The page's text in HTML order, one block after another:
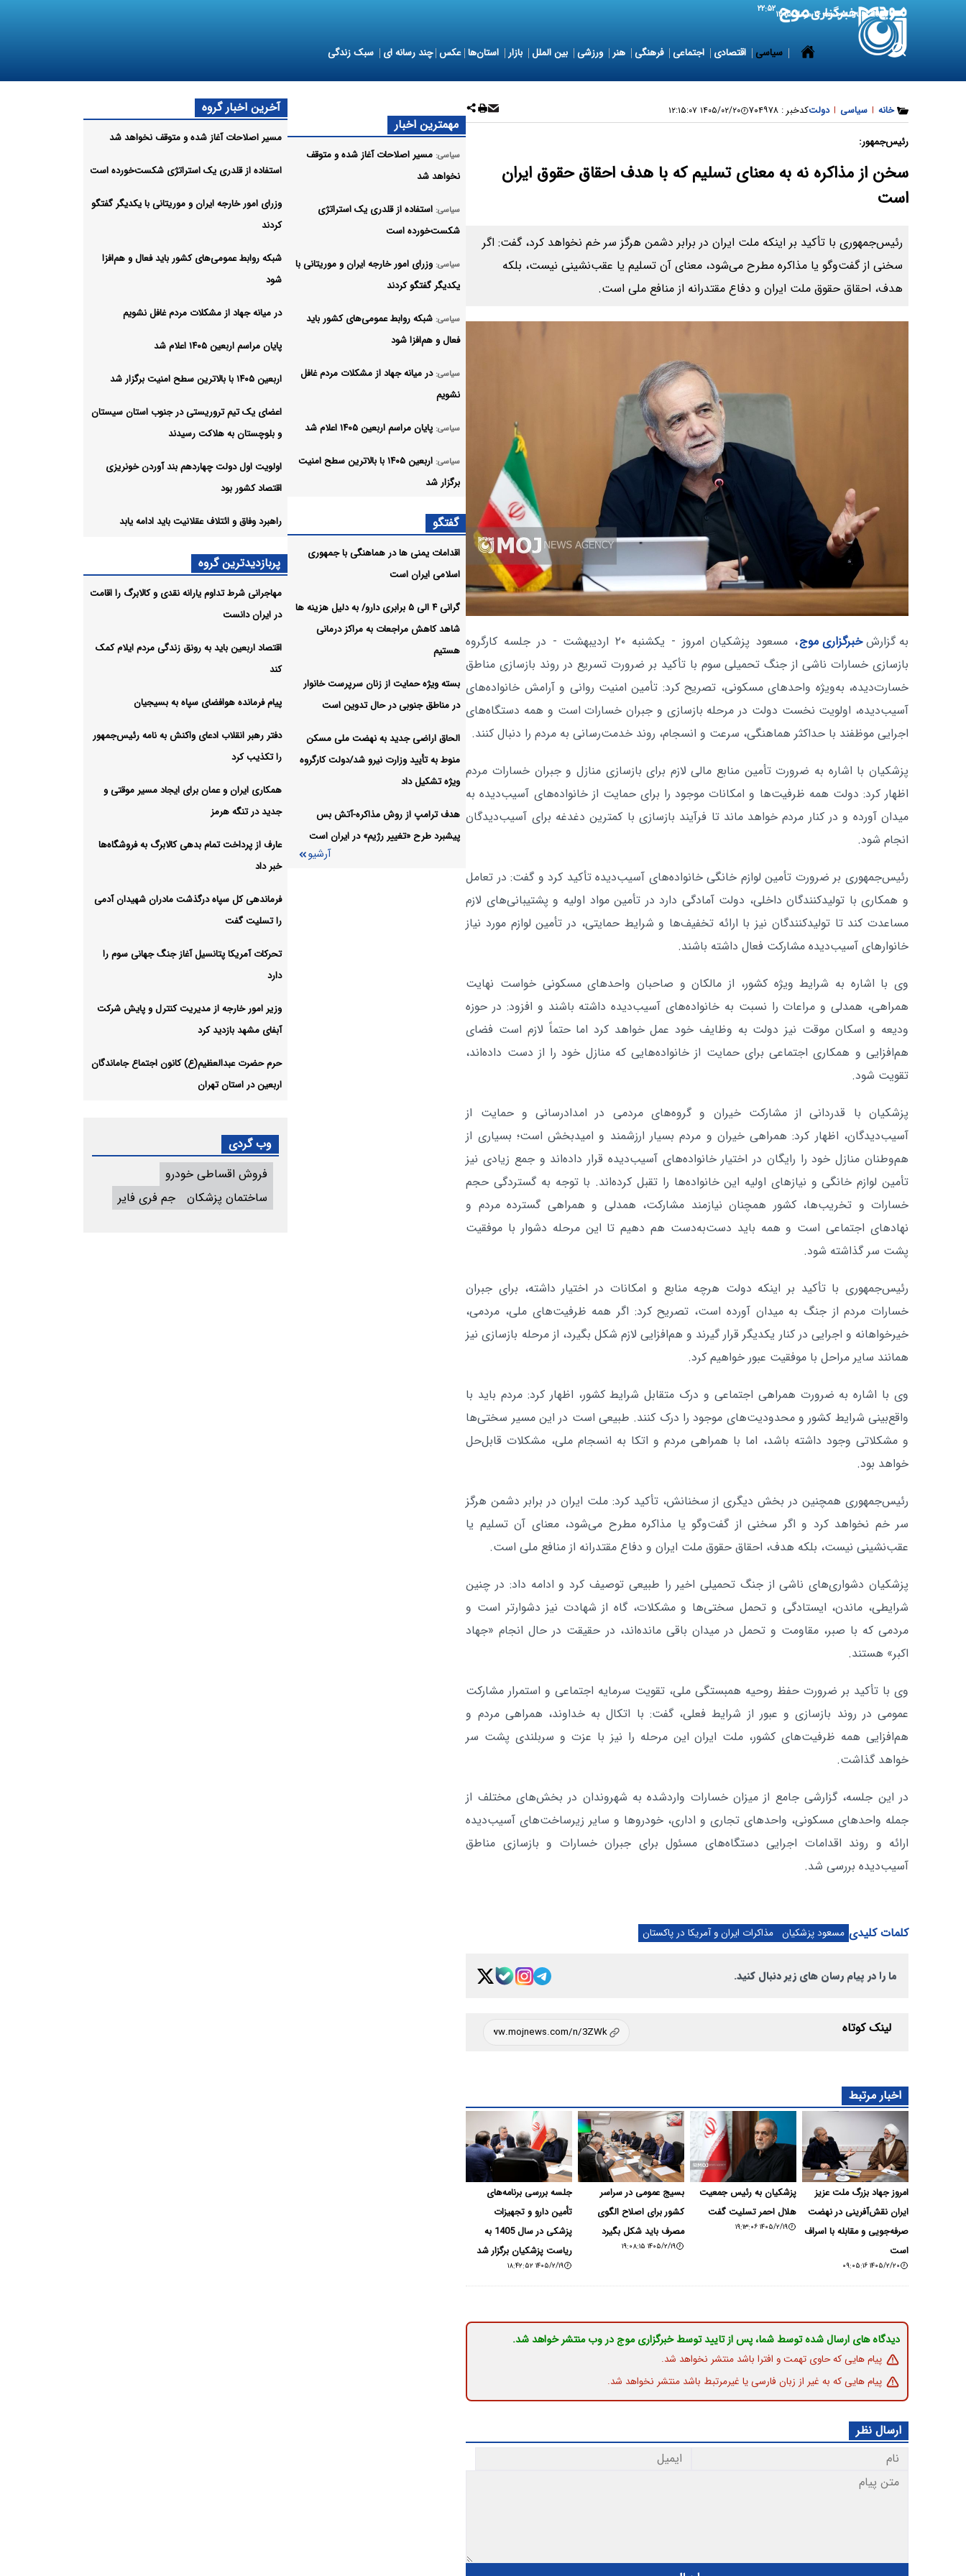
7 August 2026 جمعه ۱۶ مرداد ۱۴۰۵ ۲۲:۵۲
سیاسی اقتصادی اجتماعی فرهنگی هنر ورزشی بین الملل بازار استان‌ها عکس چند رسانه ای سبک زندگی
خانه | سیاسی | دولتکدخبر : ۷۰۴۹۷۸ ۱۴۰۵/۰۲/۲۰ ۱۲:۱۵:۰۷
رئیس‌جمهور:
سخن از مذاکره نه به معنای تسلیم که با هدف احقاق حقوق ایران
است
رئیس‌جمهوری با تأکید بر اینکه ملت ایران در برابر دشمن هرگز سر خم نخواهد کرد، گفت: اگر
سخنی از گفت‌وگو یا مذاکره مطرح می‌شود، معنای آن تسلیم یا عقب‌نشینی نیست، بلکه
هدف، احقاق حقوق ملت ایران و دفاع مقتدرانه از منافع ملی است.
به گزارشخبرگزاری موج
، مسعود پزشکیان امروز - یکشنبه ۲۰ اردیبهشت‌ - در جلسه کارگروه
بازسازی خسارات ناشی از جنگ تحمیلی سوم با تأکید بر ضرورت تسریع در روند بازسازی مناطق
خسارت‌دیده، به‌ویژه واحدهای مسکونی، تصریح کرد: تأمین امنیت روانی و آرامش خانواده‌های
آسیب‌دیده، اولویت نخست دولت در مرحله بازسازی و جبران خسارات است و همه دستگاه‌های
اجرایی موظفند با حداکثر هماهنگی، سرعت و انسجام، روند خدمت‌رسانی به مردم را دنبال کنند.
پزشکیان با اشاره به ضرورت تأمین منابع مالی لازم برای بازسازی منازل و جبران خسارات مردم
اظهار کرد: دولت همه ظرفیت‌ها و امکانات موجود را برای حمایت از خانواده‌های آسیب‌دیده به
میدان آورده و در کنار مردم خواهد ماند تا فرآیند بازسازی با کمترین دغدغه برای آسیب‌دیدگان
انجام شود.
رئیس‌جمهوری بر ضرورت تأمین لوازم خانگی خانواده‌های آسیب‌دیده تأکید کرد و گفت: در تعامل
و همکاری با تولیدکنندگان داخلی، دولت آمادگی دارد در تأمین مواد اولیه و پشتیبانی‌های لازم
مساعدت کند تا تولیدکنندگان نیز با ارائه تخفیف‌ها و شرایط حمایتی، در تأمین لوازم مورد نیاز
خانوارهای آسیب‌دیده مشارکت فعال داشته باشند.
وی با اشاره به شرایط ویژه کشور، از مالکان و صاحبان واحدهای مسکونی خواست نهایت
همراهی، همدلی و مراعات را نسبت به خانواده‌های آسیب‌دیده داشته باشند و افزود: در حوزه
ودیعه و اسکان موقت نیز دولت به وظایف خود عمل خواهد کرد اما حتماً لازم است فضای
هم‌افزایی و همکاری اجتماعی برای حمایت از خانواده‌هایی که منازل خود را از دست داده‌اند،
تقویت شود.
پزشکیان با قدردانی از مشارکت خیران و گروه‌های مردمی در امدادرسانی و حمایت از
آسیب‌دیدگان، اظهار کرد: همراهی خیران و مردم بسیار ارزشمند و امیدبخش است؛ بسیاری از
هم‌وطنان منازل خود را رایگان در اختیار خانواده‌های آسیب‌دیده قرار داده‌اند و جمع زیادی نیز
تأمین لوازم خانگی و نیازهای اولیه این خانواده‌ها را تقبل کرده‌اند. با توجه به گستردگی حجم
خسارات و تخریب‌ها، کشور همچنان نیازمند مشارکت، همدلی و همراهی گسترده مردم و
نهادهای اجتماعی است و همه باید دست‌به‌دست هم دهیم تا این مرحله دشوار با موفقیت
پشت سر گذاشته شود.
رئیس‌جمهوری با تأکید بر اینکه دولت هرچه منابع و امکانات در اختیار داشته، برای جبران
خسارات مردم از جنگ به میدان آورده است، تصریح کرد: اگر همه ظرفیت‌های ملی، مردمی،
خیرخواهانه و اجرایی در کنار یکدیگر قرار گیرند و هم‌افزایی لازم شکل بگیرد، از مرحله بازسازی نیز
همانند سایر مراحل با موفقیت عبور خواهیم کرد.
وی با اشاره به ضرورت همراهی اجتماعی و درک متقابل شرایط کشور، اظهار کرد: مردم باید با
واقع‌بینی شرایط کشور و محدودیت‌های موجود را درک کنند. طبیعی است در این مسیر سختی‌ها
و مشکلاتی وجود داشته باشد، اما با همراهی مردم و اتکا به انسجام ملی، مشکلات قابل‌حل
خواهد بود.
رئیس‌جمهوری همچنین در بخش دیگری از سخنانش، تأکید کرد: ملت ایران در برابر دشمن هرگز
سر خم نخواهد کرد و اگر سخنی از گفت‌وگو یا مذاکره مطرح می‌شود، معنای آن تسلیم یا
عقب‌نشینی نیست، بلکه هدف، احقاق حقوق ملت ایران و دفاع مقتدرانه از منافع ملی است.
پزشکیان دشواری‌های ناشی از جنگ تحمیلی اخیر را طبیعی توصیف کرد و ادامه داد: در چنین
شرایطی، ماندن، ایستادگی و تحمل سختی‌ها و مشکلات، گاه از شهادت نیز دشوارتر است و
مردمی که با صبر، مقاومت و تحمل در میدان باقی مانده‌اند، در حقیقت در حال انجام «جهاد
اکبر» هستند.
وی با تأکید بر ضرورت حفظ روحیه همبستگی ملی، تقویت سرمایه اجتماعی و استمرار مشارکت
عمومی در روند بازسازی و عبور از شرایط فعلی، گفت: با اتکال به خداوند، همراهی مردم و
هم‌افزایی همه ظرفیت‌های کشور، ملت ایران این مرحله را نیز با عزت و سربلندی پشت سر
خواهد گذاشت.
در این جلسه، گزارشی جامع از میزان خسارات واردشده به شهروندان در بخش‌های مختلف از
جمله واحدهای مسکونی، واحدهای تجاری و اداری، خودروها و سایر زیرساخت‌های آسیب‌دیده
ارائه و روند اقدامات اجرایی دستگاه‌های مسئول برای جبران خسارات و بازسازی مناطق
آسیب‌دیده بررسی شد.
کلمات کلیدی مسعود پزشکیان مذاکرات ایران و آمریکا در پاکستان
ما را در پیام رسان های زیر دنبال کنید.
لینک کوتاه
اخبار مرتبط
امروز جهاد بزرگ ملت عزیز
ایران نقش‌آفرینی در نهضت
صرفه‌جویی و مقابله با اسراف
است
۱۴۰۵/۲/۲۰ ۰۹:۰۵:۱۶
پزشکیان به رئیس جمعیت
هلال احمر تسلیت گفت
۱۴۰۵/۲/۱۹ ۱۹:۱۳:۰۶
بسیج عمومی در سراسر
کشور برای اصلاح الگوی
مصرف باید شکل بگیرد
۱۴۰۵/۲/۱۹ ۱۹:۰۸:۱۵
جلسه بررسی برنامه‌های
تأمین دارو و تجهیزات
پزشکی در سال 1405 به
ریاست پزشکیان برگزار شد
۱۴۰۵/۲/۱۹ ۱۸:۴۲:۵۲
دیدگاه های ارسال شده توسط شما، پس از تایید توسط خبرگزاری موج در وب منتشر خواهد شد.
پیام هایی که حاوی تهمت و افترا باشد منتشر نخواهد شد.
پیام هایی که به غیر از زبان فارسی یا غیرمرتبط باشد منتشر نخواهد شد.
ارسال نظر
مهمترین اخبار
سیاسی: مسیر اصلاحات آغاز شده و متوقف
نخواهد شد
سیاسی: استفاده از قلدری یک استراتژی
شکست‌خورده است
سیاسی: وزرای امور خارجه ایران و موریتانی با
یکدیگر گفتگو کردند
سیاسی: شبکه روابط عمومی‌های کشور باید
فعال و هم‌افزا شود
سیاسی: در میانه جهاد از مشکلات مردم غافل
نشویم
سیاسی: پایان مراسم اربعین ۱۴۰۵ اعلام شد
سیاسی:
اربعین ۱۴۰۵ با بالاترین سطح امنیت
برگزار شد
سیاسی: اعضای یک تیم تروریستی در جنوب
استان سیستان و بلوچستان به هلاکت
رسیدند
آوردن خونریزی اقتصاد کشور بود
سیاسی:
آرشیو
گفتگو
اقدامات یمنی ها در هماهنگی با جمهوری
اسلامی ایران است
گرانی ۴ الی ۵ برابری دارو/ به دلیل هزینه ها
شاهد کاهش مراجعات به مراکز درمانی
هستیم
بسته ویژه حمایت از زنان سرپرست خانوار
در مناطق جنوبی در حال تدوین است
الحاق اراضی جدید به نهضت ملی مسکن
منوط به تأیید وزارت نیرو شد/دولت کارگروه
ویژه تشکیل داد
هدف ترامپ از روش مذاکره-آتش بس
پیشبرد طرح «تغییر رژیم» در ایران است
آرشیو
آخرین اخبار گروه
مسیر اصلاحات آغاز شده و متوقف نخواهد شد
استفاده از قلدری یک استراتژی شکست‌خورده است
وزرای امور خارجه ایران و موریتانی با یکدیگر گفتگو
کردند
شبکه روابط عمومی‌های کشور باید فعال و هم‌افزا
شود
در میانه جهاد از مشکلات مردم غافل نشویم
پایان مراسم اربعین ۱۴۰۵ اعلام شد
اربعین ۱۴۰۵ با بالاترین سطح امنیت برگزار شد
اعضای یک تیم تروریستی در جنوب استان سیستان
و بلوچستان به هلاکت رسیدند
اولویت اول دولت چهاردهم بند آوردن خونریزی
اقتصاد کشور بود
راهبرد وفاق و ائتلاف عقلانیت باید ادامه یابد
پربازدیدترین گروه
مهاجرانی شرط تداوم یارانه نقدی و کالابرگ را اقامت
در ایران دانست
اقتصاد اربعین باید به رونق زندگی مردم ایلام کمک
کند
پیام فرمانده هوافضای سپاه به بسیجیان
دفتر رهبر انقلاب ادعای واکنش به نامه رئیس‌جمهور
را تکذیب کرد
همکاری ایران و عمان برای ایجاد مسیر موقتی و
جدید در تنگه هرمز
عارف از پرداخت تمام بدهی کالابرگ به فروشگاه‌ها
خبر داد
فرماندهی کل سپاه درگذشت مادران شهیدان آدمی
را تسلیت گفت
تحرکات آمریکا پتانسیل آغاز جنگ جهانی سوم را
دارد
وزیر امور خارجه از مدیریت کنترل و پایش شرکت
آبفای مشهد بازدید کرد
حرم حضرت عبدالعظیم(ع) کانون اجتماع جاماندگان
اربعین در استان تهران
وب گردی
فروش اقساطی خودرو
ساختمان پزشکان
جم فری فایر